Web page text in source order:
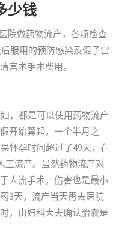
少钱
院做药物流产，各项检查
服用的预防感染及促子宫
宫术手术费用。
，都是可以使用药物流产
开始算起，一个半月之
怀孕时间超过了49天，在
工流产。虽然药物流产对
人流手术，伤害也是最小
3天，流产当天再去医院
，由妇科大夫确认胎囊是